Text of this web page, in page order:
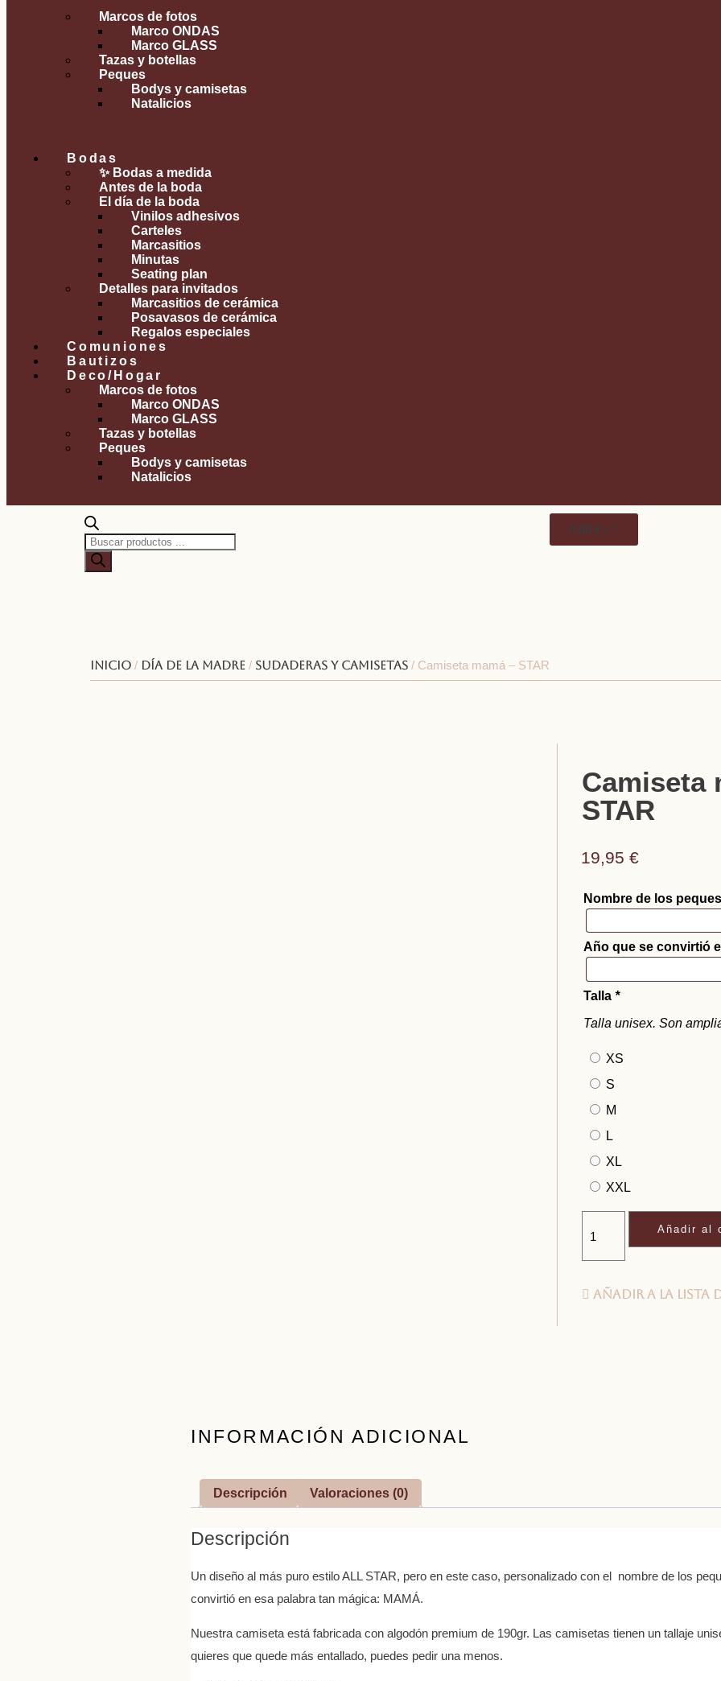
Marcos de fotos
Marco ONDAS
Marco GLASS
Tazas y botellas
Peques
Bodys y camisetas
Natalicios
Bodas
✨ Bodas a medida
Antes de la boda
El día de la boda
Vinilos adhesivos
Carteles
Marcasitios
Minutas
Seating plan
Detalles para invitados
Marcasitios de cerámica
Posavasos de cerámica
Regalos especiales
Comuniones
Bautizos
Deco/Hogar
Marcos de fotos
Marco ONDAS
Marco GLASS
Tazas y botellas
Peques
Bodys y camisetas
Natalicios
0,00 € 0
Inicio / Día de la madre / Sudaderas y camisetas / Camiseta mamá – STAR
Camiseta
STAR
19,95 €
Nombre de los peques
Año que se convirtió
Talla *
Talla unisex. Son
XS
S
M
L
XL
XXL
Añadir al
Añadir a la lista
INFORMACIÓN ADICIONAL
Descripción Valoraciones (0)
Descripción
Un diseño al más puro estilo ALL STAR, pero en este caso, personalizado con el nombre de los
convirtió en esa palabra tan mágica: MAMÁ.
Nuestra camiseta está fabricada con algodón premium de 190gr. Las camisetas tienen un tallaje
quieres que quede más entallado, puedes pedir una menos.